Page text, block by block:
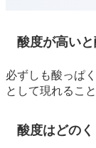
酸度が高い
必ずしも酸っぱ
として現れるこ
酸度はどの